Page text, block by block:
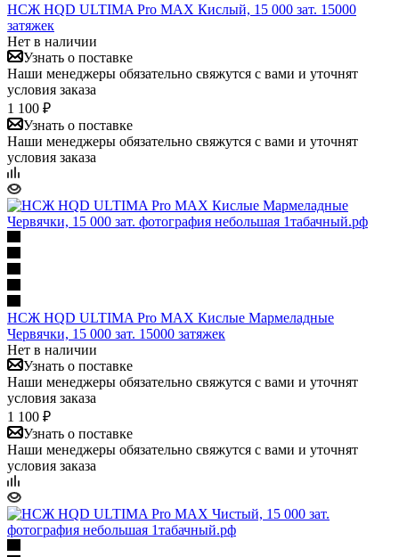
НСЖ HQD ULTIMA Pro MAX Кислый, 15 000 зат. 15000
затяжек
Нет в наличии
Узнать о поставке
Наши менеджеры обязательно свяжутся с вами и уточнят
условия заказа
1 100 ₽
Узнать о поставке
Наши менеджеры обязательно свяжутся с вами и уточнят
условия заказа
НСЖ HQD ULTIMA Pro MAX Кислые Мармеладные
Червячки, 15 000 зат. 15000 затяжек
Нет в наличии
Узнать о поставке
Наши менеджеры обязательно свяжутся с вами и уточнят
условия заказа
1 100 ₽
Узнать о поставке
Наши менеджеры обязательно свяжутся с вами и уточнят
условия заказа